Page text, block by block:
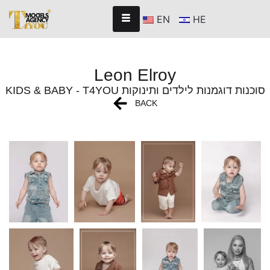
EN HE
Leon Elroy
KIDS & BABY - T4YOU סוכנות דוגמנות לילדים ותינוקות
BACK